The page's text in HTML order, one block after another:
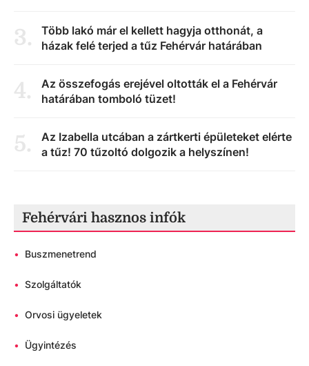
3.
Több lakó már el kellett hagyja otthonát, a
házak felé terjed a tűz Fehérvár határában
4.
Az összefogás erejével oltották el a Fehérvár
határában tomboló tüzet!
5.
Az Izabella utcában a zártkerti épületeket elérte
a tűz! 70 tűzoltó dolgozik a helyszínen!
Fehérvári hasznos infók
• Buszmenetrend
• Szolgáltatók
• Orvosi ügyeletek
• Ügyintézés